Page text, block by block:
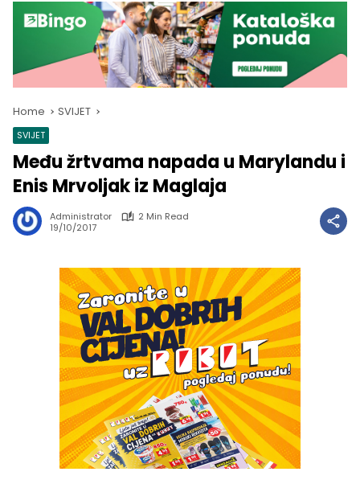
Home SVIJET
SVIJET
Među žrtvama napada u Marylandu i
Enis Mrvoljak iz Maglaja
Administrator
2 Min Read
19/10/2017